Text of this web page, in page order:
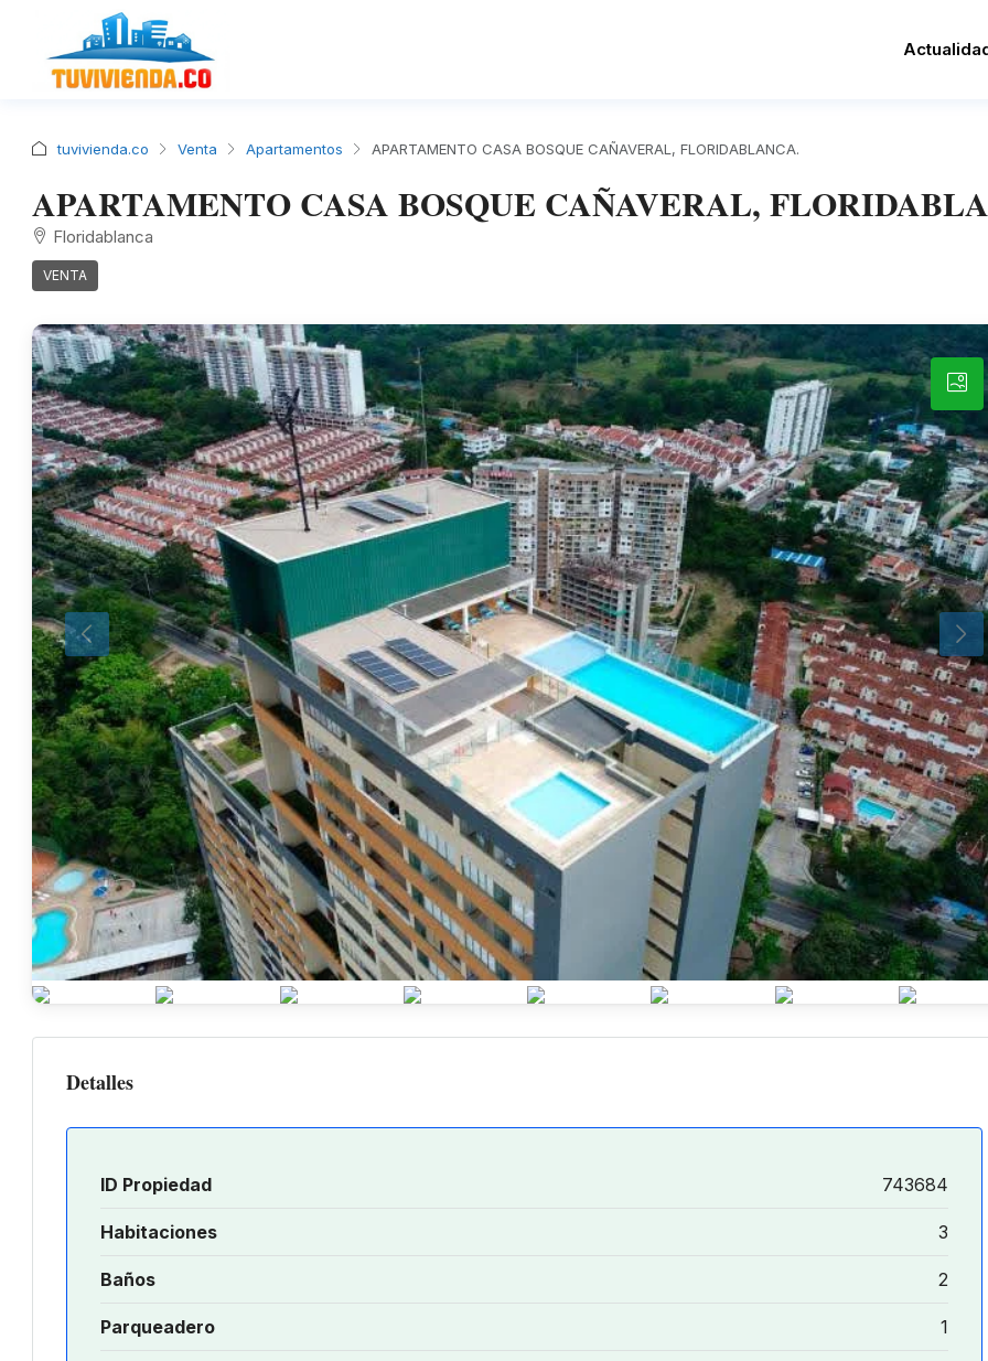
tuvivienda.co Venta Apartamentos APARTAMENTO CASA BOSQUE CAÑAVERAL, FLORIDABLANCA.
APARTAMENTO CASA BOSQUE CAÑAVERAL,
Floridablanca
VENTA
Detalles
ID Propiedad 743684
Habitaciones 3
Baños 2
Parqueadero 1